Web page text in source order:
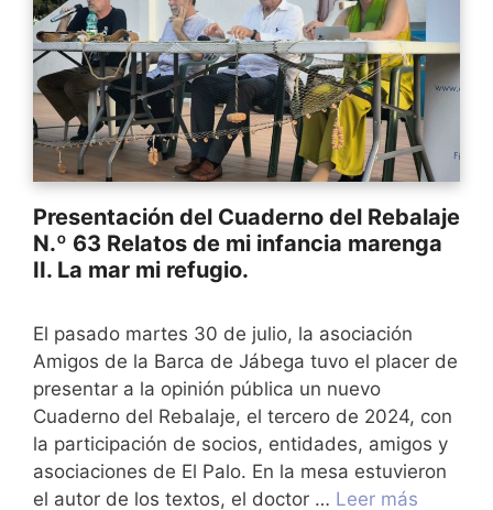
Presentación del Cuaderno del Rebalaje
N.º 63 Relatos de mi infancia marenga
II. La mar mi refugio.
El pasado martes 30 de julio, la asociación
Amigos de la Barca de Jábega tuvo el placer de
presentar a la opinión pública un nuevo
Cuaderno del Rebalaje, el tercero de 2024, con
la participación de socios, entidades, amigos y
asociaciones de El Palo. En la mesa estuvieron
el autor de los textos, el doctor … Leer más